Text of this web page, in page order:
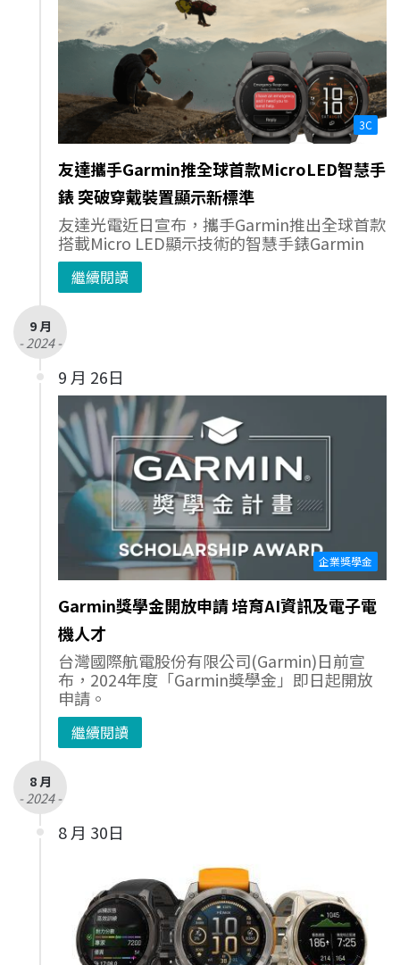
3C
友達攜手Garmin推全球首款MicroLED智慧手
錶 突破穿戴裝置顯示新標準
友達光電近日宣布，攜手Garmin推出全球首款
搭載Micro LED顯示技術的智慧手錶Garmin
繼續閱讀
9 月
- 2024 -
9 月 26日
企業獎學金
Garmin獎學金開放申請 培育AI資訊及電子電
機人才
台灣國際航電股份有限公司(Garmin)日前宣
布，2024年度「Garmin獎學金」即日起開放
申請。
繼續閱讀
8 月
- 2024 -
8 月 30日